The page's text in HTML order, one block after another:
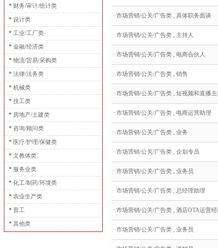
* 财务/审计/统计类
* 设计类
* 工业/工厂类
* 金融/经济类
* 物流/贸易/采购类
* 法律/法务类
* 机械类
* 技工类
* 房地产/土建类
* 咨询/顾问类
* 医疗/护理/保健类
* 文教体类
* 服务业类
* 化工/制药/环境类
* 农业生产类
* 普工
* 其他类
· 市场营销/公关/广告类 , 具体职务面谈
· 市场营销/公关/广告类 , 主持人
· 市场营销/公关/广告类 , 电商合伙人
· 市场营销/公关/广告类 , 销售
· 市场营销/公关/广告类 , 短视频和直播主
· 市场营销/公关/广告类 , 电商运营助理
· 市场营销/公关/广告类 , 业务
· 市场营销/公关/广告类 , 企划专员
· 市场营销/公关/广告类 , 业务员
· 市场营销/公关/广告类 , 总经理助理
· 市场营销/公关/广告类 , 酒店OTA运营经
· 市场营销/公关/广告类 , 业务员